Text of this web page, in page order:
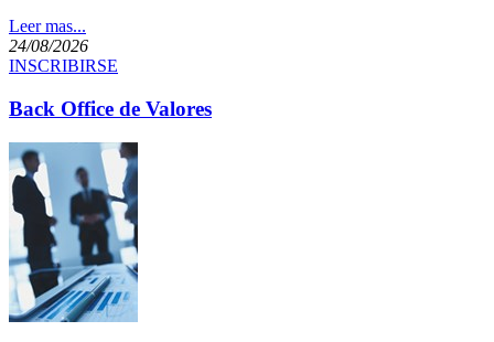
Leer mas...
24/08/2026
INSCRIBIRSE
Back Office de Valores